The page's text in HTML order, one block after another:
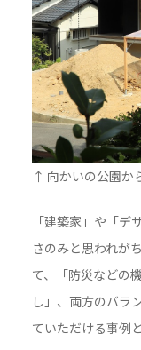
↑ 向かいの公園か
「建築家」や「
さのみと思われが
て、「防災などの
し」、両方のバラ
ていただける事例